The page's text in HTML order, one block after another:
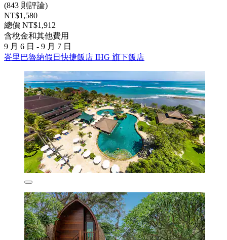
(843 則評論)
NT$1,580
總價 NT$1,912
含稅金和其他費用
9 月 6 日 - 9 月 7 日
峇里巴魯納假日快捷飯店 IHG 旗下飯店